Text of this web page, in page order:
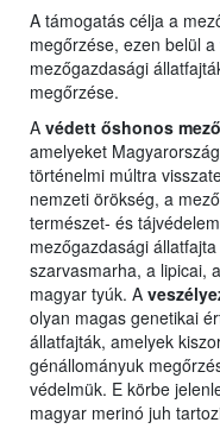
A támogatás célja a
megőrzése, ezen belül
mezőgazdasági
megőrzése.
A védett őshonos
amelyeket
történelmi múltra
nemzeti örökség, a
természet- és
mezőgazdasági
szarvasmarha, a lipicai,
magyar tyúk. A
olyan magas genetikai
állatfajták, amelyek
génállományuk
védelmük. E körbe
magyar merinó juh